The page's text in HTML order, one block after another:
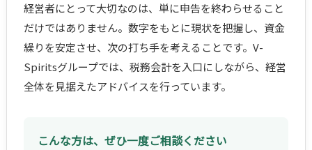
経営者にとって大切なのは、単に申告を終わらせること
だけではありません。数字をもとに現状を把握し、資金
繰りを安定させ、次の打ち手を考えることです。V-
Spiritsグループでは、税務会計を入口にしながら、経営
全体を見据えたアドバイスを行っています。
こんな方は、ぜひ一度ご相談ください